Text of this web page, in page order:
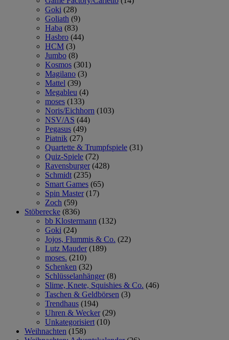
Goki (28)
Goliath (9)
Haba (83)
Hasbro (44)
HCM (3)
Jumbo (8)
Kosmos (301)
Magilano (3)
Mattel (39)
Megableu (4)
moses (133)
Noris/Eichhorn (103)
NSV/AS (44)
Pegasus (49)
Piatnik (27)
Quartette & Trumpfspiele (31)
Quiz-Spiele (72)
Ravensburger (428)
Schmidt (235)
Smart Games (65)
Spin Master (17)
Zoch (59)
Stöberecke (836)
bb Klostermann (132)
Goki (24)
Jojos, Flummis & Co. (22)
Lutz Mauder (189)
moses. (210)
Schenken (32)
Schlüsselanhänger (8)
Slime, Knete, Squishies & Co. (46)
Taschen & Geldbörsen (3)
Trendhaus (194)
Uhren & Wecker (29)
Unkategorisiert (10)
Weihnachten (158)